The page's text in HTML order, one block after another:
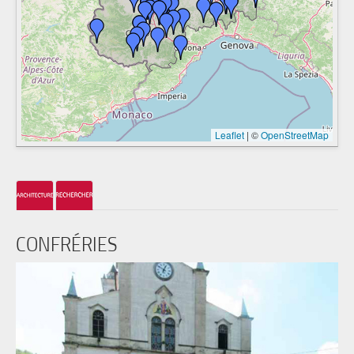
Leaflet | ©OpenStreetMap
CONFRÉRIES